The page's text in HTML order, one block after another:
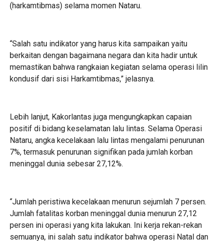
(harkamtibmas) selama momen Nataru.
“Salah satu indikator yang harus kita sampaikan yaitu
berkaitan dengan bagaimana negara dan kita hadir untuk
memastikan bahwa rangkaian kegiatan selama operasi lilin
kondusif dari sisi Harkamtibmas,” jelasnya.
Lebih lanjut, Kakorlantas juga mengungkapkan capaian
positif di bidang keselamatan lalu lintas. Selama Operasi
Nataru, angka kecelakaan lalu lintas mengalami penurunan
7%, termasuk penurunan signifikan pada jumlah korban
meninggal dunia sebesar 27,12%.
“Jumlah peristiwa kecelakaan menurun sejumlah 7 persen.
Jumlah fatalitas korban meninggal dunia menurun 27,12
persen ini operasi yang kita lakukan. Ini kerja rekan-rekan
semuanya, ini salah satu indikator bahwa operasi Natal dan